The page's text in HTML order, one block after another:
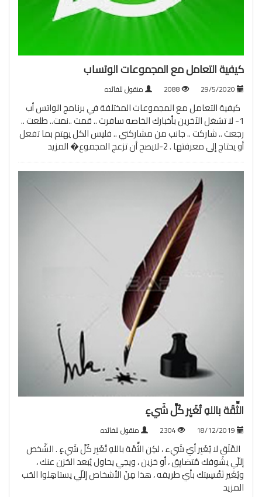
كيفية التعامل مع المجموعات الوتساب
2088 منقول للفائده
كيفية التعامل مع المجموعات المختلفة في برنامج الواتس أب
1- لا تشغل الآخرين بأخبارك الخاصه سافرت .. قمت ..نمت.. طلعت ..
رجعت .. شاركت .. جانب من مشاركتي .. فليس الكل يهتم بما تفعل
أو يحتاج إلى معرفتها . 2-لايصح أن تزعج المجموع� المزيد
الثِّقَة باللهِ تُغَيِر كُلَّ شَيءٍ
2304 منقول للفائده
القَلَق لا يُغَيِر أيّ شَيء ، لكِن الثِّقَة باللهِ تُغَيِر كُلَّ شَيءٍ . الشّخص
إللّي يشُوفك مُتضايِق ، أو حَزين ، ويجي يحاول يُبعد الحُزن عنك ،
ويُغَير نَفْسِيتك بأيّ طريقه ، هذا مِنَ الأشخاص إللّي يستاهِلوا الحُب
المزيد